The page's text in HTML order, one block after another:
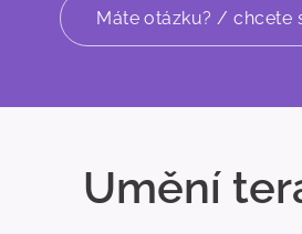
Máte otázku? / chcete
Umění